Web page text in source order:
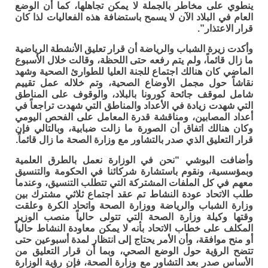
ينطوي على مخاطر بالجملة لا يمكن تجاهلها، كما أن الوضع
العام في البلاد الآن لا يسمح باستضافة هذه الفعاليات لذا كان
قرار الاعتذار”.
وأكدت زيرة الشباب والرياضة أن قرار تعليق الأنشطة الرياضية
ما زال قائماً، ولم يتم رفعه حتى اللحظة، وقالت خلال الأسبوع
الماضي كان هنالك اجتماع للجنة العليا للطوارئ الصحية وشهد
نقاشاً حول مجمل الأوضاع الصحية، وتم خلاله عمل تقييم
شامل لموقف جائحة كورونا بالبلاد، والوقوف على المناطق
التي شهدت زيادة في الأعداد والمناطق التي شهدت تراجعاً في
أعداد المصابين، ومناقشة قدرة المعامل على الفحص اليومي
وكان هنالك اتفاق أن الصورة ما زالت ضبابية، وبالتالي فإن
قرار التعليق الذي صدر بالتشاور مع وزارة الصحة ما زال قائماً.
وأضافت البوشي “نحن في الوزارة نعمل بالطرق العلمية
وبمؤسسية، ونقوم باستشارة شركائنا في الحكومة والتنسيق
معهم في كل الملفات المشتركة التي تتطلب التنسيق، وعندما
طلب الاتحاد عودة النشاط تم عقد اجتماع ثلاثي مشترك بين
وزارة الشباب والرياضة ووزارة الصحة واتحاد الكرة وعلقت
وقتها وكيلة وزارة الصحة التي تتولى حالياً منصب الوزير
المكلف على خطاب الاتحاد بأنه لا يمكن معاودة النشاط حالياً
أو منح موافقة، وأن الأمر يحتاج إلى انتظار لمدة أسبوعين حتى
تتضح الرؤية حول الوضع الصحي، وبما أن قرار التعليق من
الأساس صدر بعد التشاور مع وزارة الصحة، فإن رؤية الوزارة